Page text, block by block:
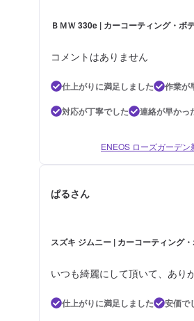
ＢＭＷ 330e | カーコーティング・ボ
コメントはありません
仕上がりに満足しました
作業が
対応が丁寧でした
連絡が早かっ
ENEOS ローズガーデ
ぱるさん
スズキ ジムニー | カーコーティング
いつも綺麗にして頂いて、あり
仕上がりに満足しました
安価で